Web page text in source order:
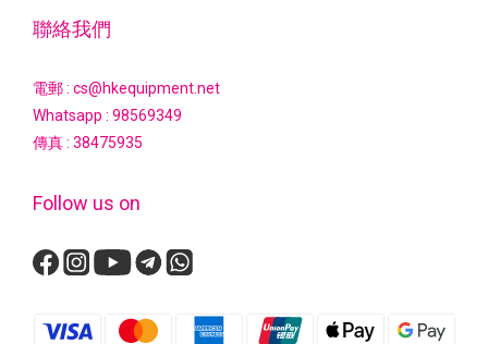
聯絡我們
電郵 : cs@hkequipment.net
Whatsapp : 98569349
傳真 : 38475935
Follow us on